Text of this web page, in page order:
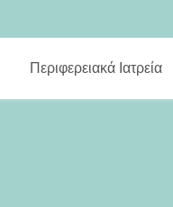
Περιφερειακά Ιατρεία